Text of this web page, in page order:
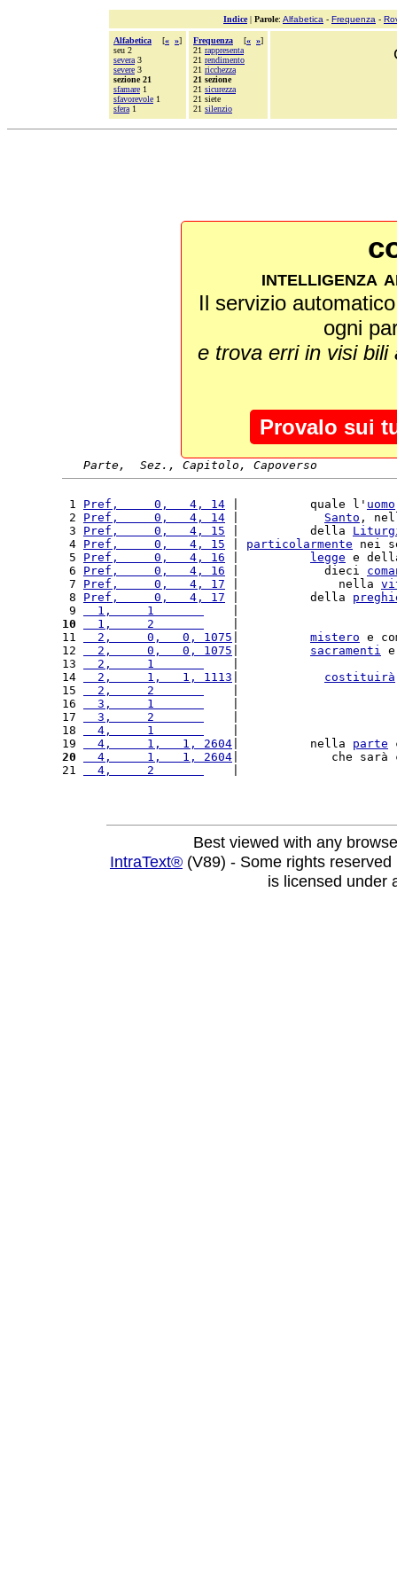
Indice| Parole: Alfabetica - Frequenza -
Alfabetica [« »]
seu 2
severa 3
severe 3
sezione 21
sfamare 1
sfavorevole 1
sfera 1
Frequenza [« »]
21 rappresenta
21 rendimento
21 ricchezza
21 sezione
21 sicurezza
21 siete
21 silenzio
intelligenza
Il servizio
ogni
e trova erri in visi
Provalo sui
Parte,  Sez., Capitolo, Capoverso
1 Pref,     0,   4, 14 |          quale l' uomo
2 Pref,     0,   4, 14 Santo ,
3 Pref,     0,   4, 15 |          della
4 Pref,     0,   4, 15 particolarmente nei
5 Pref,     0,   4, 16 legge e
6 Pref,     0,   4, 16 |            dieci
7 Pref,     0,   4, 17 |              nella
8 Pref,     0,   4, 17 |          della
9
  1,     1
10
  1,     2
11
  2,     0,   0, 1075
mistero e
12
  2,     0,   0, 1075
sacramenti
13
  2,     1
14
  2,     1,   1, 1113
costituirà
15
  2,     2
16
  3,     1
17
  3,     2
18
  4,     1
19
  4,     1,   1, 2604
|          nella parte
20
  4,     1,   1, 2604
|             che sarà
21
  4,     2
Best viewed with any
IntraText® (V89) - Some rights
is licensed under